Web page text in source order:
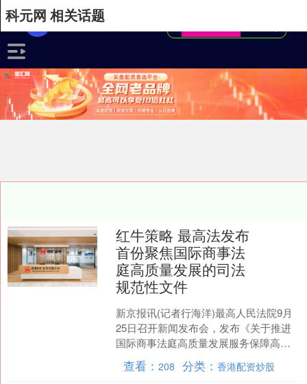
科元网 相关话题
红牛策略 最高法发布
首份聚焦国际商事法
庭高质量发展的司法
规范性文件
新京报讯(记者行海洋)最高人民法院9月
25日召开新闻发布会，发布《关于推进
国际商事法庭高质量发展服务保障高水
平对外开放的意见》(以下简称《意
见》)。据悉，这是第....
查看：208 分类：香港配资炒股